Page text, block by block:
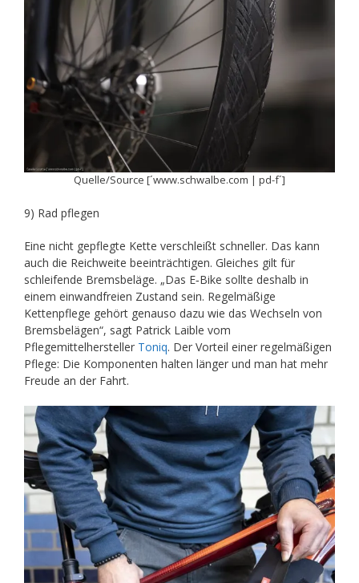
Quelle/Source [´www.schwalbe.com | pd-f´]
9) Rad pflegen
Eine nicht gepflegte Kette verschleißt schneller. Das kann
auch die Reichweite beeinträchtigen. Gleiches gilt für
schleifende Bremsbeläge. „Das E‑Bike sollte deshalb in
einem einwandfreien Zustand sein. Regelmäßige
Kettenpflege gehört genauso dazu wie das Wechseln von
Bremsbelägen“, sagt Patrick Laible vom
Pflegemittelhersteller Toniq. Der Vorteil einer regelmäßigen
Pflege: Die Komponenten halten länger und man hat mehr
Freude an der Fahrt.